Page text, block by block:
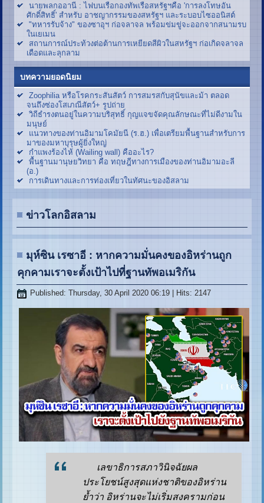
นายพลกออานี : ไฟบนเรือกองทัพเรือสหรัฐฯคือ 'การลงโทษอัน
ศักดิ์สิทธิ์' สำหรับ อาชญากรรมของสหรัฐฯ และระบอบไซออนิสต์
"ทหารรับจ้าง" ของซาอุฯ ก่อจลาจล พร้อมข่มขู่จะออกจากสนามรบ
ในเยเมน
สถานการณ์ประท้วงต่อต้านการเหยียดสีผิวในสหรัฐฯ ก่อเกิดจลาจล
เดือดและลุกลาม
บทความยอดนิยม
Zoophilia หรือโรคกระสันสัตว์ การสมรสกับสุนัขและม้า ตลอด
จนถึงซ่องโสเภณีสัตว์+ รูปถ่าย
วิถีธำรงตนอยู่ในความบริสุทธิ์ กุญแจขจัดคุณลักษณะที่ไม่ดีงามใน
มนุษย์
แนวทางของท่านอิมามโคมัยนี (ร.ฮ.) เพื่อเตรียมพื้นฐานสำหรับการ
มาของมหาบุรุษผู้ยิ่งใหญ่
กำแพงร้องไห้ (Wailing wall) คืออะไร?
พื้นฐานมานุษยวิทยา คือ ทฤษฎีทางการเมืองของท่านอิมามอะลี
(อ.)
การเดินทางและการท่องเที่ยวในทัศนะของอิสลาม
ข่าวโลกอิสลาม
มุห์ซิน เรซาอี : หากความมั่นคงของอิหร่านถูก
คุกคามเราจะตั้งเป้าไปที่ฐานทัพอเมริกัน
Published: Thursday, 30 April 2020 06:19 | Hits: 2147
เลขาธิการสภาวินิจฉัยผล
ประโยชน์สูงสุดแห่งชาติของอิหร่าน
ย้ำว่า อิหร่านจะไม่เริ่มสงครามก่อน